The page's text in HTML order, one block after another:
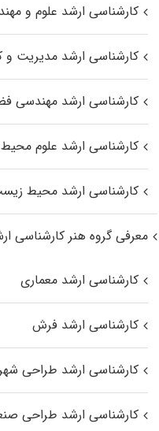
کارشناسی ارشد علوم و
کارشناسی ارشد مدیریت و
کارشناسی ارشد مهندسی
کارشناسی ارشد علوم
کارشناسی ارشد محیط
معرفی گروه هنر کارشناسی
کارشناسی ارشد معماری
کارشناسی ارشد فرش
کارشناسی ارشد طراحی
کارشناسی ارشد طراحی